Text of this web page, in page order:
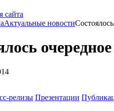
сайта
Актуальные новости
релизы Презентации